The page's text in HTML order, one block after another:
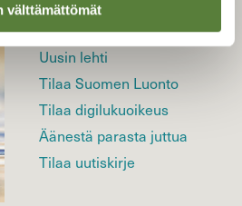
välttämättömät
LEHTI
Uusin lehti
Tilaa Suomen Luonto
Tilaa digilukuoikeus
Äänestä parasta juttua
Tilaa uutiskirje